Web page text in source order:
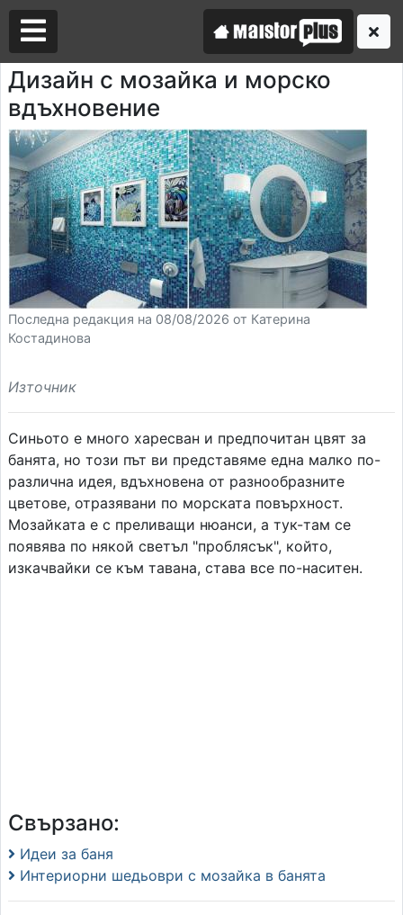
Дизайн с мозайка и морско
вдъхновение
Последна редакция на 08/08/2026 от Катерина
Костадинова
Източник
Синьото е много харесван и предпочитан цвят за
банята, но този път ви представяме една малко по-
различна идея, вдъхновена от разнообразните
цветове, отразявани по морската повърхност.
Мозайката е с преливащи нюанси, а тук-там се
появява по някой светъл "проблясък", който,
изкачвайки се към тавана, става все по-наситен.
Свързано:
Идеи за баня
Интериорни шедьоври с мозайка в банята
Аз съм майстор
Търся майстор